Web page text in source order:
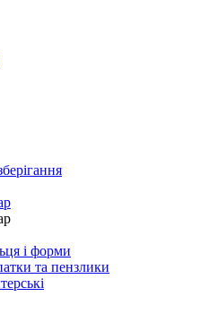
і форми
та пензлики